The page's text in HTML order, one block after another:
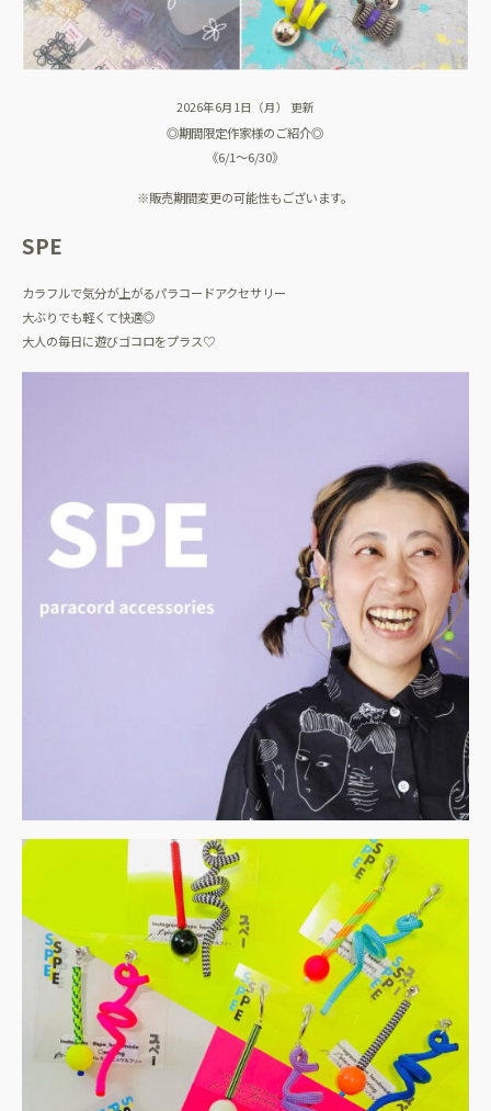
2026年6月1日（月） 更新
◎期間限定作家様のご紹介◎
《6/1～6/30》
※販売期間変更の可能性もございます。
SPE
カラフルで気分が上がるパラコードアクセサリー
大ぶりでも軽くて快適◎
大人の毎日に遊びゴコロをプラス♡